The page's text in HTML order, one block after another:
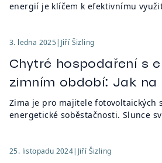
energií je klíčem k efektivnímu
3. ledna 2025| Jiří Šizling
Chytré hospodaření s
zimním období: Jak na
Zima je pro majitele fotovoltaických
energetické soběstačnosti. Slunce
25. listopadu 2024| Jiří Šizling